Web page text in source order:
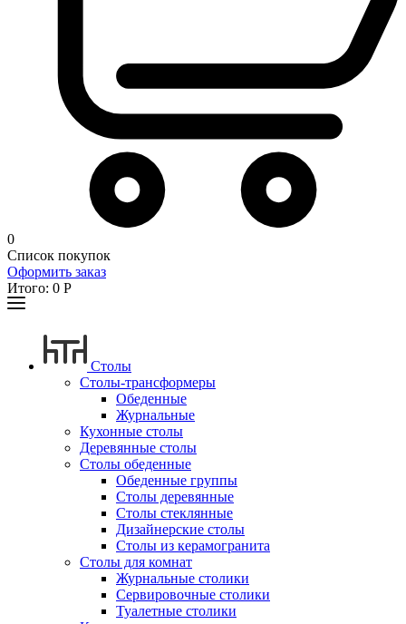
0
Список покупок
Оформить заказ
Итого: 0 Р
Столы
Столы-трансформеры
Обеденные
Журнальные
Кухонные столы
Деревянные столы
Столы обеденные
Обеденные группы
Столы деревянные
Столы стеклянные
Дизайнерские столы
Столы из керамогранита
Столы для комнат
Журнальные столики
Сервировочные столики
Туалетные столики